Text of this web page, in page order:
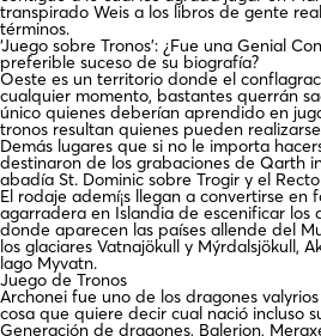
transpirado Weis a los libros de gente
términos.
‘Juego sobre Tronos’: ¿Fue una Genial
preferible suceso de su biografía?
Oeste es un territorio donde el
cualquier momento, bastantes querrán
único quienes deberían aprendido en
tronos resultan quienes pueden
Demás lugares que si no le importa
destinaron de los grabaciones de Qarth
abadía St. Dominic sobre Trogir y el
El rodaje ademí¡s llegan a convertirse en
agarradera en Islandia de escenificar los
donde aparecen las países allende del
los glaciares Vatnajökull y Mýrdalsjökull,​​
lago Myvatn.
Juego de Tronos
Archonei fue uno de los dragones
cosa que quiere decir cual nació incluso
Generación de dragones, Balerion,